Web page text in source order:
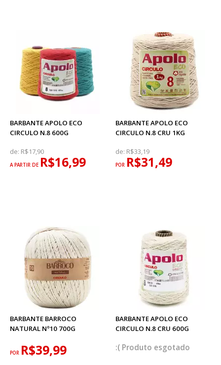
BARBANTE APOLO ECO
CIRCULO N.8 600G
de: R$17,90
A PARTIR DE R$16,99
BARBANTE APOLO ECO
CIRCULO N.8 CRU 1KG
de: R$33,19
POR R$31,49
BARBANTE BARROCO
NATURAL Nº10 700G
POR R$39,99
BARBANTE APOLO ECO
CIRCULO N.8 CRU 600G
esgotado